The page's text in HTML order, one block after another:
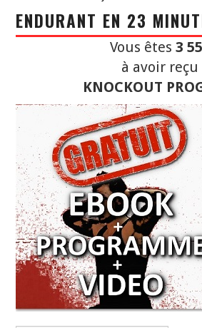
ENDURANT EN 23
Vous êtes 3
à avoir reçu
KNOCKOUT